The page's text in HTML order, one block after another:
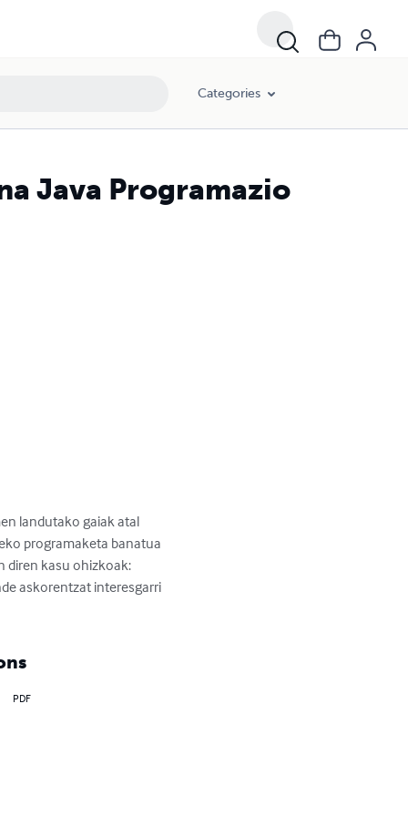
Categories
Java Programazio
landutako gaiak atal
programaketa banatua
diren kasu ohizkoak:
askorentzat interesgarri
PDF